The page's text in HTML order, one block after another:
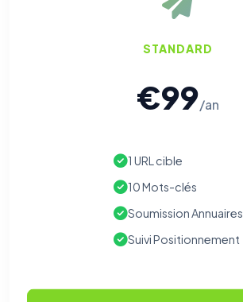
STANDARD
€99/an
1 URL cible
10 Mots-clés
Soumission Annuaires
Suivi Positionnement